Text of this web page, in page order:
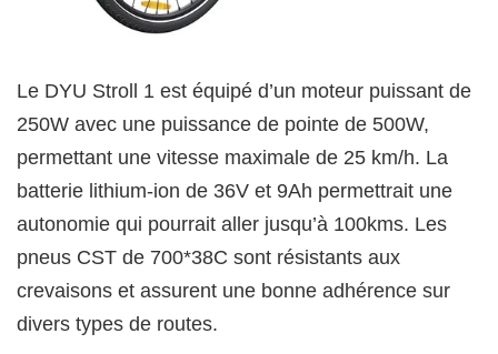
Le DYU Stroll 1 est équipé d’un moteur puissant de
250W avec une puissance de pointe de 500W,
permettant une vitesse maximale de 25 km/h. La
batterie lithium-ion de 36V et 9Ah permettrait une
autonomie qui pourrait aller jusqu’à 100kms. Les
pneus CST de 700*38C sont résistants aux
crevaisons et assurent une bonne adhérence sur
divers types de routes.